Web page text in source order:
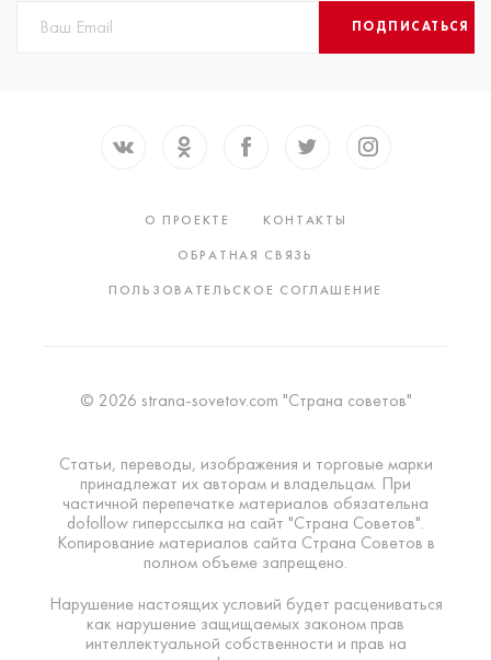
ПОДПИСАТЬСЯ
О ПРОЕКТЕ
КОНТАКТЫ
ОБРАТНАЯ СВЯЗЬ
ПОЛЬЗОВАТЕЛЬСКОЕ СОГЛАШЕНИЕ
© 2026 strana-sovetov.com "Страна советов"
Статьи, переводы, изображения и торговые марки
принадлежат их авторам и владельцам. При
частичной перепечатке материалов обязательна
dofollow гиперссылка на сайт "Страна Советов".
Копирование материалов сайта Страна Советов в
полном объеме запрещено.
Нарушение настоящих условий будет расцениваться
как нарушение защищаемых законом прав
интеллектуальной собственности и прав на